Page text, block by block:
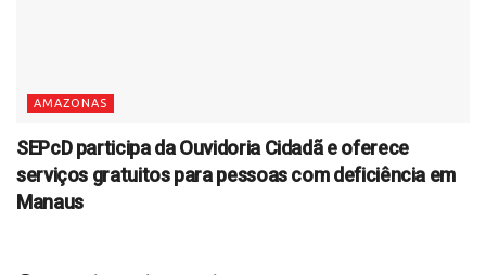
AMAZONAS
SEPcD participa da Ouvidoria Cidadã e oferece
serviços gratuitos para pessoas com deficiência em
Manaus